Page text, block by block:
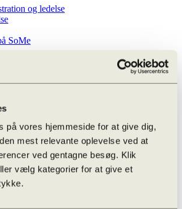
på vores hjemmeside for at give dig,
mest relevante oplevelse ved at
ved gentagne besøg. Klik
vælg kategorier for at give et
og ledelse
SoMe
liste
Højskoleforening
– OFN